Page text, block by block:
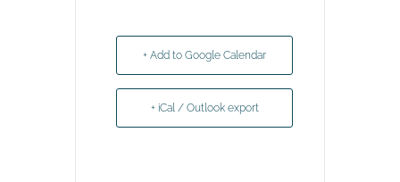
+ Add to Google Calendar
+ iCal / Outlook export